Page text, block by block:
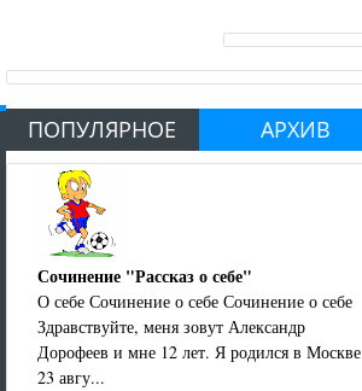
ПОПУЛЯРНОЕ АРХИВ
Сочинение "Рассказ о себе"
О себе Сочинение о себе Сочинение о себе
Здравствуйте, меня зовут Александр
Дорофеев и мне 12 лет. Я родился в Москве
23 авгу...